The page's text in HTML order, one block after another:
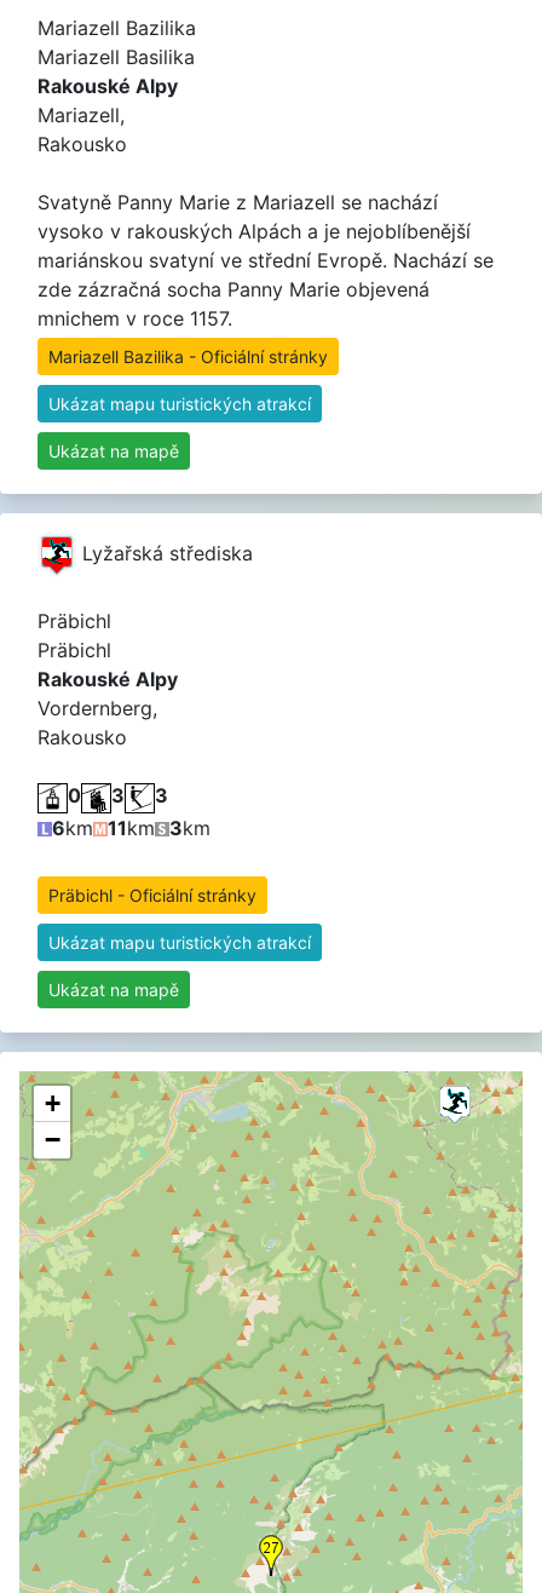
Mariazell Bazilika
Mariazell Basilika
Rakouské Alpy
Mariazell,
Rakousko
Svatyně Panny Marie z Mariazell se nachází
vysoko v rakouských Alpách a je nejoblíbenější
mariánskou svatyní ve střední Evropě. Nachází se
zde zázračná socha Panny Marie objevená
mnichem v roce 1157.
Mariazell Bazilika - Oficiální stránky
Ukázat mapu turistických atrakcí
Ukázat na mapě
Lyžařská střediska
Präbichl
Präbichl
Rakouské Alpy
Vordernberg,
Rakousko
0 3
3
6km 11km 3km
Präbichl - Oficiální stránky
Ukázat mapu turistických atrakcí
Ukázat na mapě
+
−